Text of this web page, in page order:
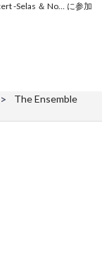
The Ensemble Selas First Concert -Selas ＆ Nocturne- に参加
The Ensemble